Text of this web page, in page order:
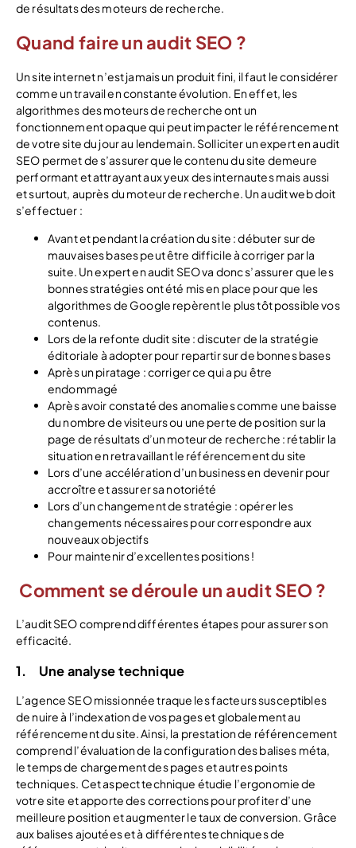
de résultats des moteurs de recherche.
Quand faire un audit SEO ?
Un site internet n’est jamais un produit fini, il faut le considérer
comme un travail en constante évolution. En effet, les
algorithmes des moteurs de recherche ont un
fonctionnement opaque qui peut impacter le référencement
de votre site du jour au lendemain. Solliciter un expert en audit
SEO permet de s’assurer que le contenu du site demeure
performant et attrayant aux yeux des internautes mais aussi
et surtout, auprès du moteur de recherche. Un audit web doit
s’effectuer :
Avant et pendant la création du site : débuter sur de
mauvaises bases peut être difficile à corriger par la
suite. Un expert en audit SEO va donc s’assurer que les
bonnes stratégies ont été mis en place pour que les
algorithmes de Google repèrent le plus tôt possible vos
contenus.
Lors de la refonte dudit site : discuter de la stratégie
éditoriale à adopter pour repartir sur de bonnes bases
Après un piratage : corriger ce qui a pu être
endommagé
Après avoir constaté des anomalies comme une baisse
du nombre de visiteurs ou une perte de position sur la
page de résultats d’un moteur de recherche : rétablir la
situation en retravaillant le référencement du site
Lors d’une accélération d’un business en devenir pour
accroître et assurer sa notoriété
Lors d’un changement de stratégie : opérer les
changements nécessaires pour correspondre aux
nouveaux objectifs
Pour maintenir d’excellentes positions !
Comment se déroule un audit SEO ?
L’audit SEO comprend différentes étapes pour assurer son
efficacité.
1. Une analyse technique
L’agence SEO missionnée traque les facteurs susceptibles
de nuire à l’indexation de vos pages et globalement au
référencement du site. Ainsi, la prestation de référencement
comprend l’évaluation de la configuration des balises méta,
le temps de chargement des pages et autres points
techniques. Cet aspect technique étudie l’ergonomie de
votre site et apporte des corrections pour profiter d’une
meilleure position et augmenter le taux de conversion. Grâce
aux balises ajoutées et à différentes techniques de